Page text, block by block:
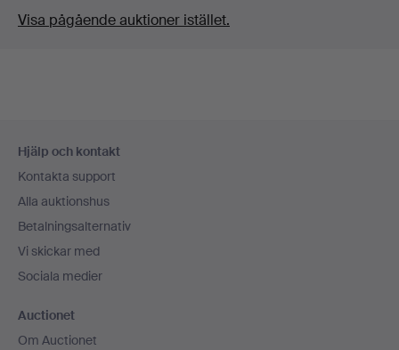
Visa pågående auktioner istället.
Hjälp och kontakt
Kontakta support
Alla auktionshus
Betalningsalternativ
Vi skickar med
Sociala medier
Auctionet
Om Auctionet